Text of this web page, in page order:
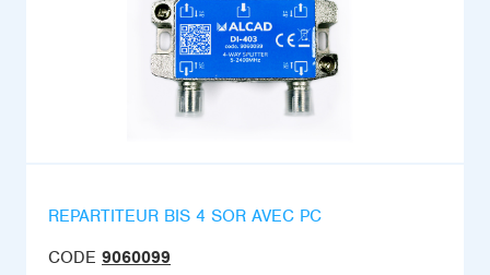
REPARTITEUR BIS 4 SOR AVEC PC
CODE 9060099